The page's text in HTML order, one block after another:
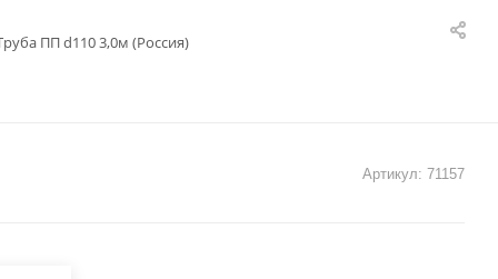
ПП d110 3,0м (Россия)
Артикул: 71157